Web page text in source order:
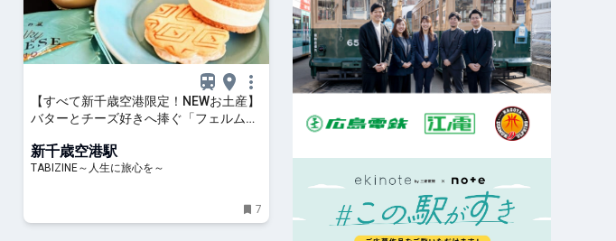
【すべて新千歳空港限定！NEWお土産】
バターとチーズ好きへ捧ぐ「フェルム
は？ | TABIZINE～人生に旅心を～
新千歳空港駅
TABIZINE～人生に旅心を～
7